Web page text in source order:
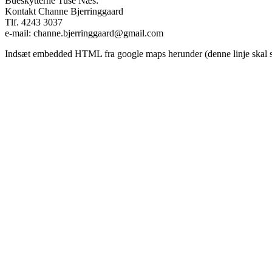
Kontakt Channe Bjerringgaard
Tlf. 4243 3037
e-mail: channe.bjerringgaard@gmail.com
Indsæt embedded HTML fra google maps herunder (denne linje skal